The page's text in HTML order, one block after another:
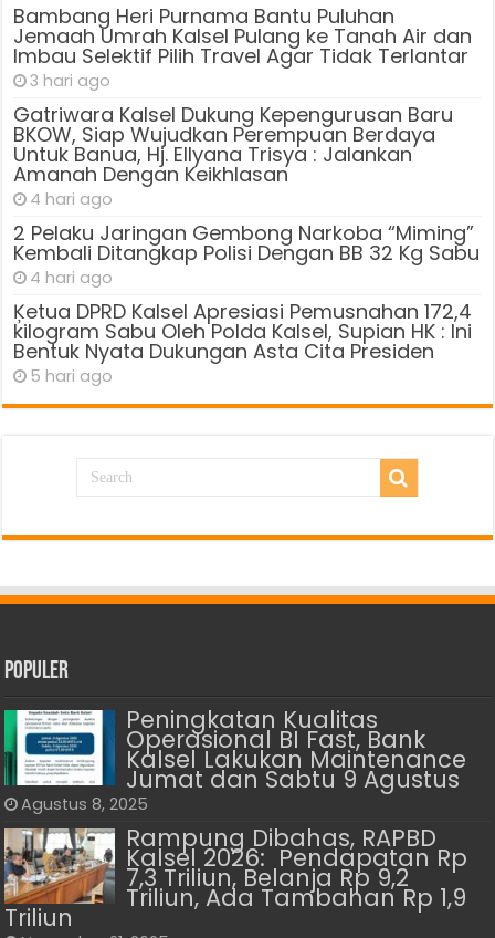
Bambang Heri Purnama Bantu Puluhan
Jemaah Umrah Kalsel Pulang ke Tanah Air dan
Imbau Selektif Pilih Travel Agar Tidak Terlantar
3 hari ago
Gatriwara Kalsel Dukung Kepengurusan Baru
BKOW, Siap Wujudkan Perempuan Berdaya
Untuk Banua, Hj. Ellyana Trisya : Jalankan
Amanah Dengan Keikhlasan
4 hari ago
2 Pelaku Jaringan Gembong Narkoba “Miming”
Kembali Ditangkap Polisi Dengan BB 32 Kg Sabu
4 hari ago
Ķetua DPRD Kalsel Apresiasi Pemusnahan 172,4
kilogram Sabu Oleh Polda Kalsel, Supian HK : Ini
Bentuk Nyata Dukungan Asta Cita Presiden
5 hari ago
Populer
Peningkatan Kualitas
Operasional BI Fast, Bank
Kalsel Lakukan Maintenance
Jumat dan Sabtu 9 Agustus
Agustus 8, 2025
Rampung Dibahas, RAPBD
Kalsel 2026: Pendapatan Rp
7,3 Triliun, Belanja Rp 9,2
Triliun, Ada Tambahan Rp 1,9
Triliun